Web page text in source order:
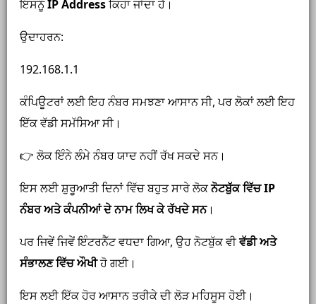
ਇਸਨੂੰIP Addressਕਿਹਾ ਜਾਂਦਾ ਹੈ।
ਉਦਾਹਰਨ:
192.168.1.1
ਕੰਪਿਊਟਰਾਂ ਲਈ ਇਹ ਨੰਬਰ ਸਮਝਣਾ ਆਸਾਨ ਸੀ, ਪਰ ਲੋਕਾਂ ਲਈ ਇਹ
ਇੱਕ ਵੱਡੀ ਸਮੱਸਿਆ ਸੀ।
👉 ਲੋਕ ਇੰਨੇ ਲੰਮੇ ਨੰਬਰ ਯਾਦ ਨਹੀਂ ਰੱਖ ਸਕਦੇ ਸਨ।
ਇਸ ਲਈ ਸ਼ੁਰੂਆਤੀ ਦਿਨਾਂ ਵਿੱਚ ਬਹੁਤ ਸਾਰੇ ਲੋਕਨੋਟਬੁੱਕ ਵਿੱਚ IP
ਨੰਬਰ ਅਤੇ ਕੰਪਨੀਆਂ ਦੇ ਨਾਮ ਲਿਖ ਕੇ ਰੱਖਦੇ ਸਨ।
ਪਰ ਜਿਵੇਂ ਜਿਵੇਂ ਇੰਟਰਨੈੱਟ ਵਧਦਾ ਗਿਆ, ਉਹ ਨੋਟਬੁੱਕ ਵੀਵੱਡੀ ਅਤੇ
ਸੰਭਾਲਣ ਵਿੱਚ ਔਖੀਹੋ ਗਈ।
ਇਸ ਲਈ ਇੱਕ ਹੋਰ ਆਸਾਨ ਤਰੀਕੇ ਦੀ ਲੋੜ ਮਹਿਸੂਸ ਹੋਈ।